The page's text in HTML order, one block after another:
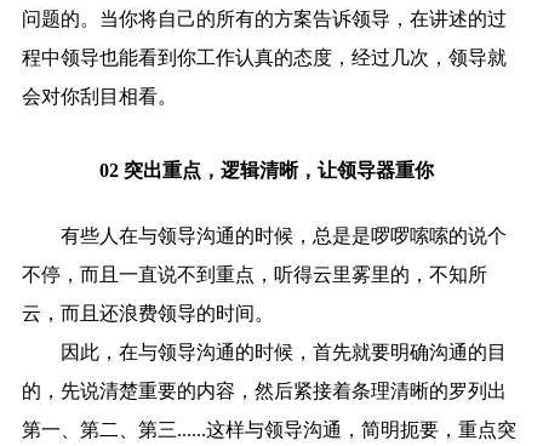
问题的。当你将自己的所有的方案告诉领导，在讲述的过
程中领导也能看到你工作认真的态度，经过几次，领导就
会对你刮目相看。
02 突出重点，逻辑清晰，让领导器重你
有些人在与领导沟通的时候，总是是啰啰嗦嗦的说个
不停，而且一直说不到重点，听得云里雾里的，不知所
云，而且还浪费领导的时间。
因此，在与领导沟通的时候，首先就要明确沟通的目
的，先说清楚重要的内容，然后紧接着条理清晰的罗列出
第一、第二、第三......这样与领导沟通，简明扼要，重点突